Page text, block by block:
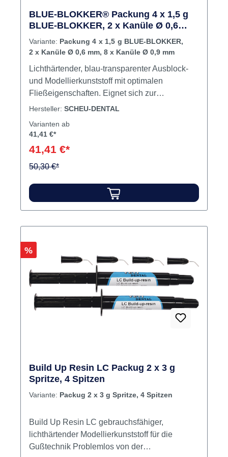
BLUE-BLOKKER® Packung 4 x 1,5 g
BLUE-BLOKKER, 2 x Kanüle Ø 0,6
mm, 8 x Kanüle Ø 0,9 mm
Variante: Packung 4 x 1,5 g BLUE-BLOKKER,
2 x Kanüle Ø 0,6 mm, 8 x Kanüle Ø 0,9 mm
Lichthärtender, blau-transparenter Ausblock-
und Modellierkunststoff mit optimalen
Fließeigenschaften. Eignet sich zur
Herstellung von Platzhaltern für
sowie zum Versiegeln und Verblocken von
rückstandslos, daher auch in der Prothetik zur
Herstellung von festsitzendem und
Teleskop-Modellationen werden stabil und
können spannungsfrei abgehoben werden.
4 x 1,5 g BLUE-BLOKKER, 2 Micro-Kanülen, 8
Hersteller: SCHEU-DENTAL
Varianten ab
41,41 €*
41,41 €*
50,30 €*
Rabatt
%
Build Up Resin LC Packug 2 x 3 g
Spritze, 4 Spitzen
Variante: Packug 2 x 3 g Spritze, 4 Spitzen
Build Up Resin LC gebrauchsfähiger,
lichthärtender Modellierkunststoff für die
Gußtechnik Problemlos von der